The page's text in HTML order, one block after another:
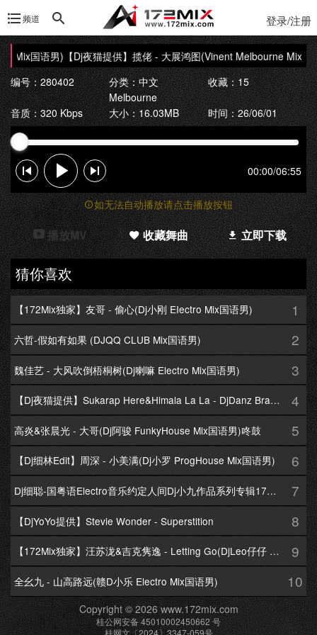
频道 登录/注册
Mix国语男)【Dj夜猫提供】揽佬 - 大展鸿图(Vinent Melbourne Mix国
编号：280402
分类：中文
Melbourne
收藏：15
音质：320 Kbps 大小：16.03MB 时间：26/06/01
00:00/06:55
如无法自动播放请点击播放按钮
播放MV 收藏舞曲 立即下载
猜你喜欢
【172Mix独家】友哥 - 偷心(Dj小刚 EIectro Mix国语男) 1
六哲-假如有如果 (DJQQ CLUB Mix国语男) 2
魏佳艺 - 大风吹倒梧桐树(Dj喇嘛 Electro Mix国语男) 3
【Dj夜猫提供】Sukarap Here&Himala La La - DjDanz Braekbeat Mix 4
高炎&张晨光 - 大哥(Dj阿骏 FunkyHouse Mix国语男)咚鼓 5
【Dj细林Edit】周深 - 小美满(Dj小罗 ProgHouse Mix国语男) 6
Dj细聪-国粤语Electro音乐约定人间Dj小九作品系列专辑172Mix串烧 7
【DjYoYo提供】Stevie Wonder - Superstition 8
【172Mix独家】汪苏泷&吉克隽逸 - Letting Go(DjLeo仔仔 Electro Mix国语合唱) 9
全幺九 - 山高路远(赣D小乐 Electro Mix国语男) 10
Copyright © 2026 www.172mix.com
桂公网安备 45010002450662 号
桂网文〔2024〕3347-059号